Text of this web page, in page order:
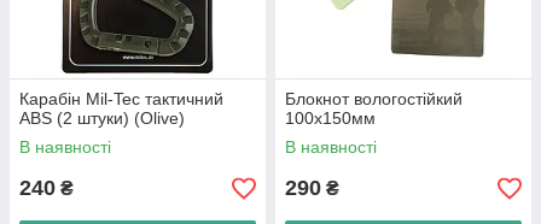
Карабін Mil-Tec тактичний
ABS (2 штуки) (Olive)
В наявності
240 ₴
Блокнот вологостійкий
100х150мм
В наявності
290 ₴